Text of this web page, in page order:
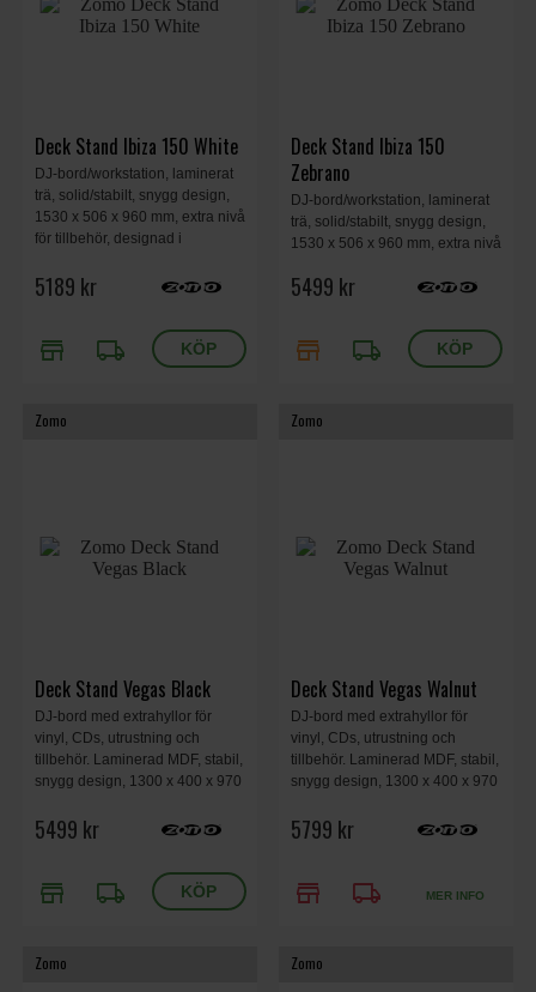
Deck Stand Ibiza 150 White
DJ-bord/workstation, laminerat
trä, solid/stabilt, snygg design,
1530 x 506 x 960 mm, extra nivå
för tillbehör, designad i
5189 kr
store local_shipping
Deck Stand Ibiza 150
Zebrano
DJ-bord/workstation, laminerat
trä, solid/stabilt, snygg design,
1530 x 506 x 960 mm, extra nivå
Tyskland, 46.1 kg, zebrano.
5499 kr
store local_shipping
Zomo
Deck Stand Vegas Black
DJ-bord med extrahyllor för
vinyl, CDs, utrustning och
tillbehör. Laminerad MDF, stabil,
snygg design, 1300 x 400 x 970
5499 kr
store local_shipping
Zomo
Deck Stand Vegas Walnut
DJ-bord med extrahyllor för
vinyl, CDs, utrustning och
tillbehör. Laminerad MDF, stabil,
snygg design, 1300 x 400 x 970
5799 kr
store local_shipping MER INFO
Zomo Zomo